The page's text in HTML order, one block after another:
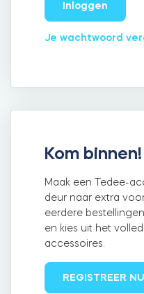
Integraties
Tedee Bridge
Door Sensor
Inloggen
Je wachtwoord
Kom binnen!
Maak een Tedee-
deur naar extra
eerdere
en kies uit het
accessoires.
REGISTREER NU